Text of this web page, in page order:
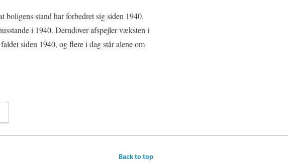
stand har forbedret sig siden 1940.
i 1940. Derudover afspejler væksten i
siden 1940, og flere i dag står alene om
Back to top